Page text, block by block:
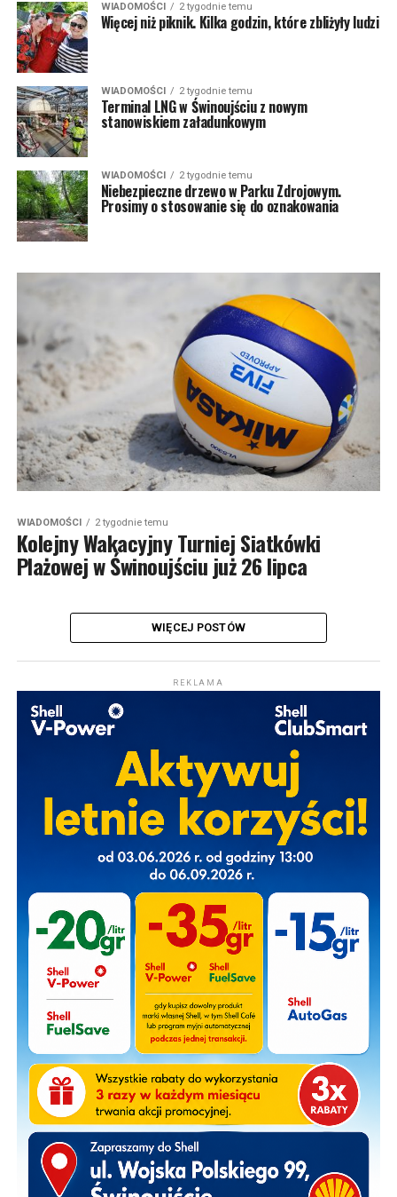
WIADOMOŚCI 2 tygodnie temu
Więcej niż piknik. Kilka godzin, które zbliżyły ludzi
WIADOMOŚCI 2 tygodnie temu
Terminal LNG w Świnoujściu z nowym
stanowiskiem załadunkowym
WIADOMOŚCI 2 tygodnie temu
Niebezpieczne drzewo w Parku Zdrojowym.
Prosimy o stosowanie się do oznakowania
WIADOMOŚCI 2 tygodnie temu
Kolejny Wakacyjny Turniej Siatkówki
Plażowej w Świnoujściu już 26 lipca
WIĘCEJ POSTÓW
REKLAMA